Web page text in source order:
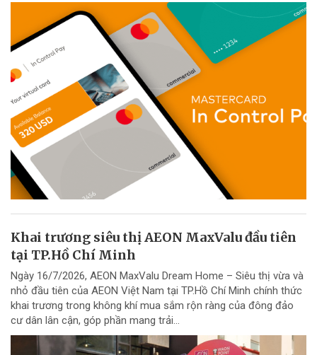
Khai trương siêu thị AEON MaxValu đầu tiên
tại TP.Hồ Chí Minh
Ngày 16/7/2026, AEON MaxValu Dream Home – Siêu thị vừa và
nhỏ đầu tiên của AEON Việt Nam tại TP.Hồ Chí Minh chính thức
khai trương trong không khí mua sắm rộn ràng của đông đảo
cư dân lân cận, góp phần mang trải...